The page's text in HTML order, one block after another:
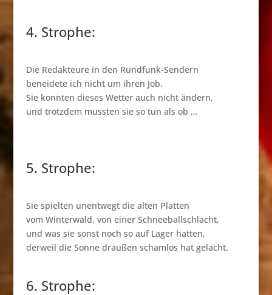
4. Strophe:
Die Redakteure in den Rundfunk-Sendern
beneidete ich nicht um ihren Job.
Sie konnten dieses Wetter auch nicht ändern,
und trotzdem mussten sie so tun als ob …
5. Strophe:
Sie spielten unentwegt die alten Platten
vom Winterwald, von einer Schneeballschlacht,
und was sie sonst noch so auf Lager hatten,
derweil die Sonne draußen schamlos hat gelacht.
6. Strophe: